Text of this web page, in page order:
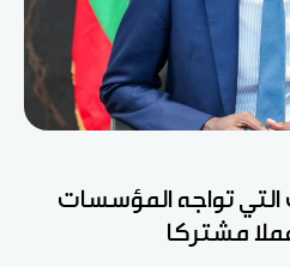
التي تواجه المؤسسات
مشتركا